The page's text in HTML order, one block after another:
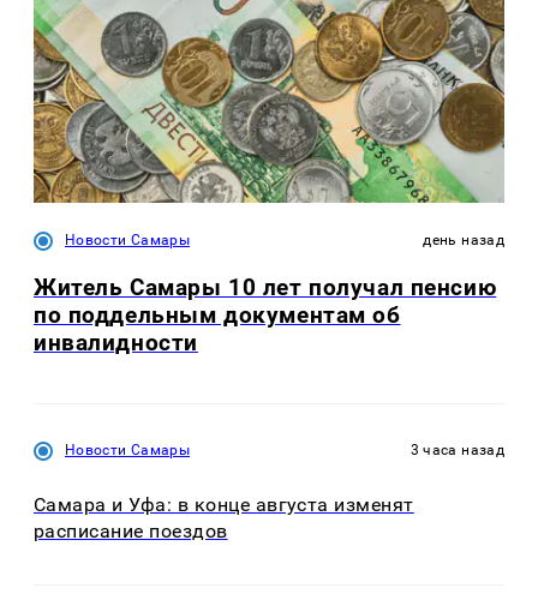
Новости Самары день назад
Житель Самары 10 лет получал пенсию
по поддельным документам об
инвалидности
Новости Самары 3 часа назад
Самара и Уфа: в конце августа изменят
расписание поездов